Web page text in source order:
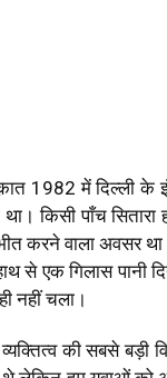
1982 में दिल्ली के
था। किसी पाँच
करने वाला अवसर
से एक गिलास पानी
नहीं चला।
की सबसे बड़ी